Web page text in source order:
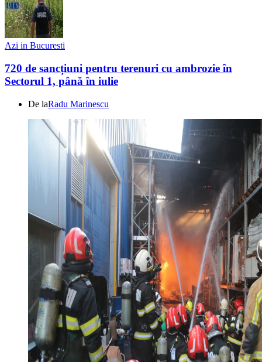
Azi in Bucuresti
720 de sancțiuni pentru terenuri cu ambrozie în
Sectorul 1, până în iulie
De laRadu Marinescu